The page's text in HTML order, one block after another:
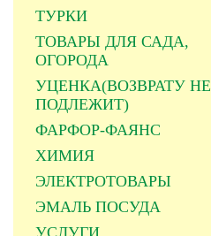
ТУРКИ
ТОВАРЫ ДЛЯ САДА,
ОГОРОДА
УЦЕНКА(ВОЗВРАТУ НЕ
ПОДЛЕЖИТ)
ФАРФОР-ФАЯНС
ХИМИЯ
ЭЛЕКТРОТОВАРЫ
ЭМАЛЬ ПОСУДА
УСЛУГИ